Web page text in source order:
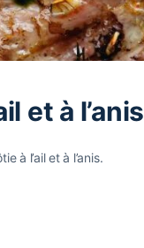
et à l’anis
à l’ail et à l’anis.